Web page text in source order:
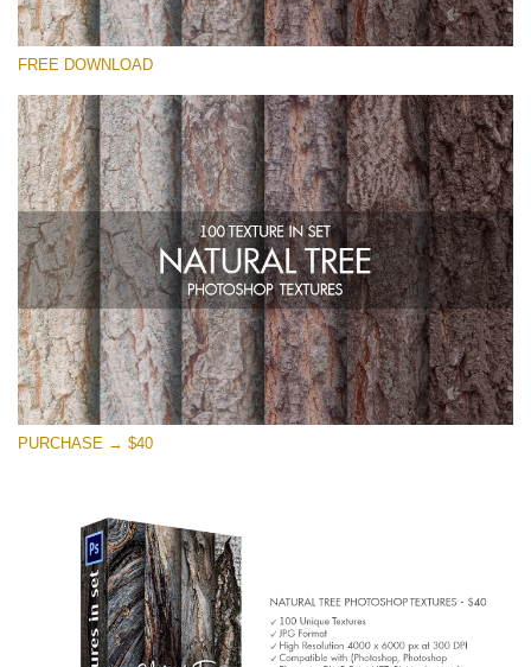
Kérlek, válassz
Small 800*533px
Natural Tree
(100 Textures)
Large 6000*4000px
Entire Collection
(1783 Overlays)
Large 6000*4000px
Ingyenes letöltés
FREE DOWNLOAD
PURCHASE → $40